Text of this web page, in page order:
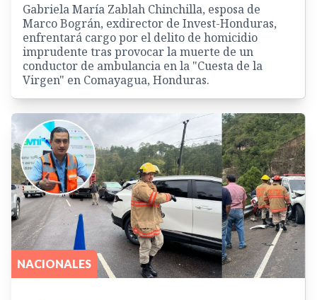
Gabriela María Zablah Chinchilla, esposa de
Marco Bográn, exdirector de Invest-Honduras,
enfrentará cargo por el delito de homicidio
imprudente tras provocar la muerte de un
conductor de ambulancia en la "Cuesta de la
Virgen" en Comayagua, Honduras.
NACIONALES